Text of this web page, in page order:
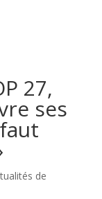
27,
ses
de